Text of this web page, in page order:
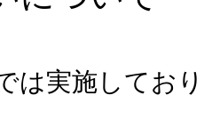
は実施しており